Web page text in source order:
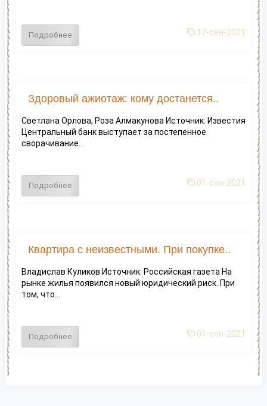
Подробнее 17-сен-2021
Здоровый ажиотаж: кому достанется..
Светлана Орлова, Роза Алмакунова Источник: Известия
Центральный банк выступает за постепенное
сворачивание...
Подробнее 01-сен-2021
Квартира с неизвестными. При покупке..
Владислав Куликов Источник: Российская газета На
рынке жилья появился новый юридический риск. При
том, что...
Подробнее 01-сен-2021